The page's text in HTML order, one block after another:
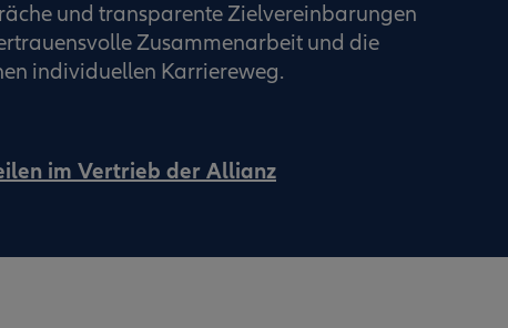
und transparente Zielvereinbarungen
Zusammenarbeit und die
individuellen Karriereweg.
im Vertrieb der Allianz